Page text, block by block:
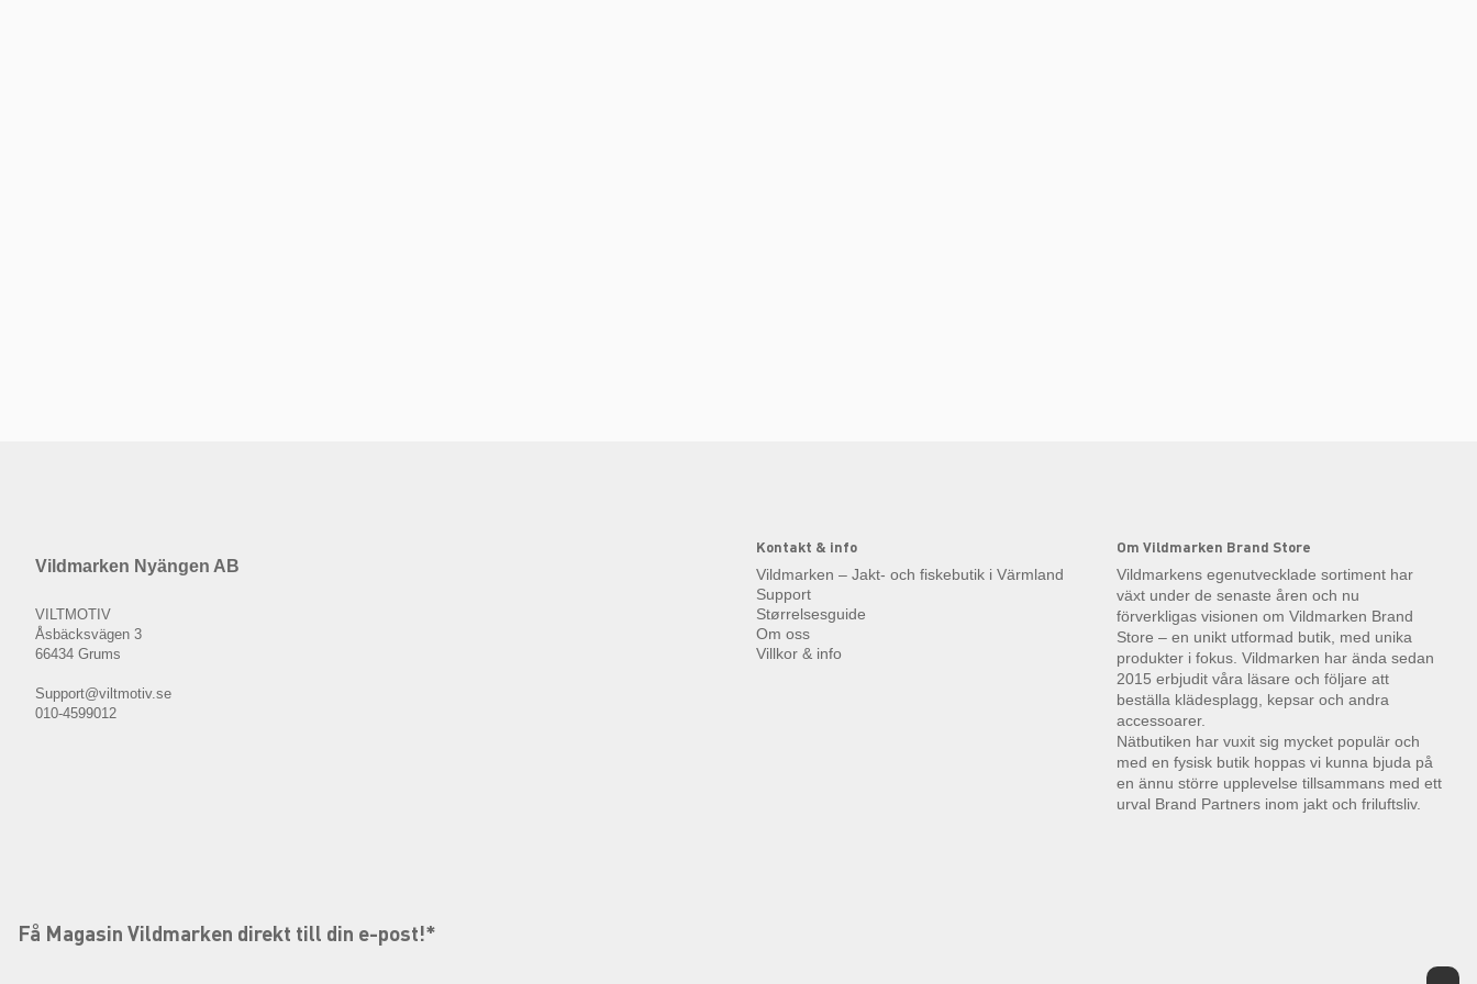
Vildmarken Nyängen AB
VILTMOTIV
Åsbäcksvägen 3
66434 Grums
Support@viltmotiv.se
010-4599012
Kontakt & info
Vildmarken – Jakt- och fiskebutik i Värmland
Support
Størrelsesguide
Om oss
Villkor & info
Om Vildmarken Brand Store
Vildmarkens egenutvecklade sortiment har
växt under de senaste åren och nu
förverkligas visionen om Vildmarken Brand
Store – en unikt utformad butik, med unika
produkter i fokus. Vildmarken har ända sedan
2015 erbjudit våra läsare och följare att
beställa klädesplagg, kepsar och andra
accessoarer.
Nätbutiken har vuxit sig mycket populär och
med en fysisk butik hoppas vi kunna bjuda på
en ännu större upplevelse tillsammans med ett
urval Brand Partners inom jakt och friluftsliv.
Få Magasin Vildmarken direkt till din e-post!*